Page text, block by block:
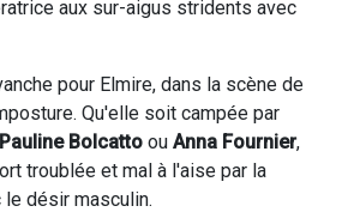
aux sur-aigus stridents avec
pour Elmire, dans la scène de
Qu'elle soit campée par
Pauline Bolcatto ou Anna Fournier,
troublée et mal à l'aise par la
désir masculin.